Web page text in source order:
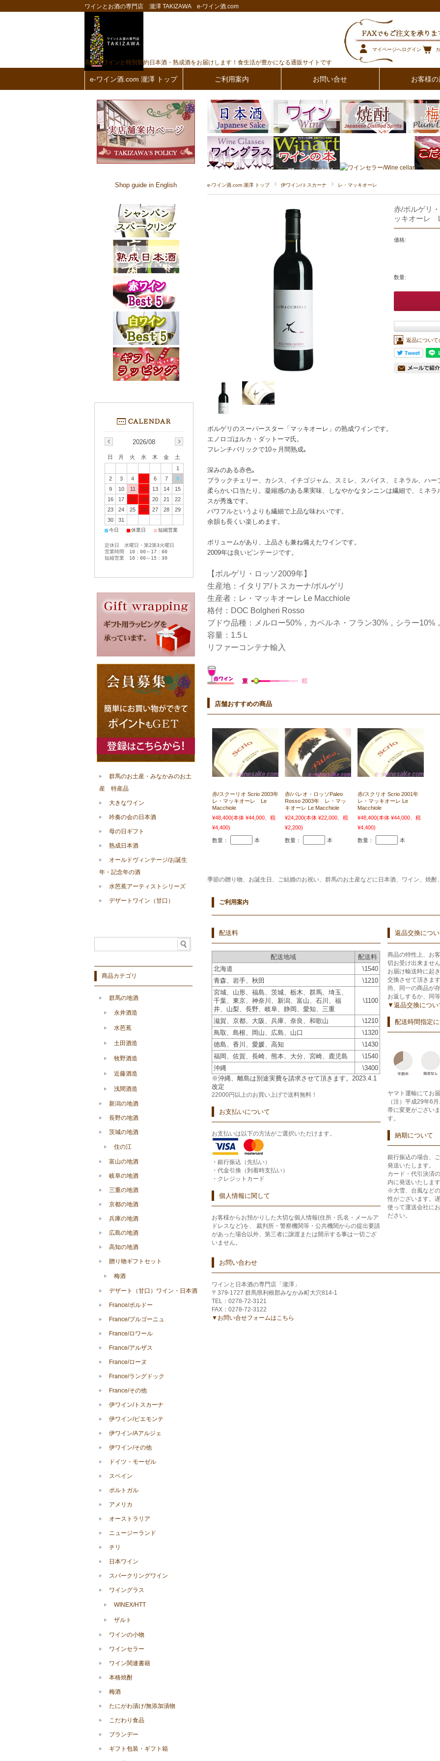
ワインとお酒の専門店 瀧澤 TAKIZAWA e-ワイン酒.com
高品質ワインと特別契約日本酒・熟成酒をお届けします！食生活が豊かになる通販サイトです
マイページへログイン
e-ワイン酒.com 瀧澤 トップ ご利用案内 お問い合せ お客様の
e-ワイン酒.com 瀧澤 トップ 伊ワイン/トスカーナ レ・マッキオーレ
赤/ボルゲリ
ッキオーレ
価格:
数量:
返品について
ボルゲリのスーパースター「マッキオーレ」の熟成ワインです。
エノロゴはルカ・ダットーマ氏。
フレンチバリックで10ヶ月間熟成｡
深みのある赤色｡
ブラックチェリー、カシス、イチゴジャム、スミレ、スパイス、ミネラル、ハー
柔らかい口当たり。凝縮感のある果実味、しなやかなタンニンは繊細で、ミネ
スが秀逸です。
パワフルというよりも繊細で上品な味わいです。
余韻も長くい楽しめます。
ボリュームがあり、上品さも兼ね備えたワインです。
2009年は良いビンテージです。
【ボルゲリ・ロッソ2009年】
生産地：イタリア/トスカーナ/ボルゲリ
生産者：レ・マッキオーレ Le Macchiole
格付：DOC Bolgheri Rosso
ブドウ品種：メルロー50%，カベルネ・フラン30%，シラー10%
容量：1.5Ｌ
リファーコンテナ輸入
店舗おすすめの商品
赤/スクーリオ Scrio 2003年
レ・マッキオーレ Le
Macchiole
¥48,400(本体 ¥44,000、税
¥4,400)
数量： 本
赤/パレオ・ロッソPaleo
Rosso 2003年 レ・マッ
キオーレ Le Macchiole
¥24,200(本体 ¥22,000、税
¥2,200)
数量： 本
赤/スクリオ Scrio 2001年
レ・マッキオーレ Le
Macchiole
¥48,400(本体 ¥44,000、税
¥4,400)
数量： 本
季節の贈り物、お誕生日、ご結婚のお祝い、群馬のお土産などに日本酒、ワイン、焼酎
ご利用案内
配送料
配送地域
配送料
北海道
\1540
青森、岩手、秋田
\1210
宮城、山形、福島、茨城、栃木、群馬、埼玉、
千葉、東京、神奈川、新潟、富山、石川、福
井、山梨、長野、岐阜、静岡、愛知、三重
\1100
滋賀、京都、大阪、兵庫、奈良、和歌山
\1210
鳥取、島根、岡山、広島、山口
\1320
徳島、香川、愛媛、高知
\1430
福岡、佐賀、長崎、熊本、大分、宮崎、鹿児島
\1540
沖縄
\3400
※沖縄、離島は別途実費を請求させて頂きます。2023.4.1
改定
22000円以上のお買い上げで送料無料！
お支払いについて
お支払いは以下の方法がご選択いただけます。
・銀行振込（先払い）
・代金引換（到着時支払い）
・クレジットカード
個人情報に関して
お客様からお預かりした大切な個人情報(住所・氏名・メールア
ドレスなど)を、 裁判所・警察機関等・公共機関からの提出要請
があった場合以外、第三者に譲渡または開示する事は一切ござ
いません。
返品交換につ
商品の特性上、お
切お受け出来ません
お届け輸送時に起
交換させて頂きます
尚、同一の商品が
お返しするか、同
▼返品交換につい
配送時間指定
ヤマト運輸にてお
（注）平成29年6
帯に変更がござい
す。
納期について
銀行振込の場合、
発送いたします。
カード・代引決済
内に発送いたします
※大雪、台風など
性がございます。
使って運送会社に
ださい。
お問い合わせ
ワインと日本酒の専門店「瀧澤」
〒379-1727 群馬県利根郡みなかみ町大穴814-1
TEL：0278-72-3121
FAX：0278-72-3122
▼お問い合せフォームはこちら
Shop guide in English
2026/08
日 月 火 水 木 金
土
1
2
3 4 5 6 7
8
9
10 11 12 13 14
15
16
17 18 19 20 21
22
23
24 25 26 27 28
29
30
31
■今日 ■休業日 ■短縮営業
定休日 水曜日・第2第3火曜日
営業時間 10：00～17：00
短縮営業 10：00～15：30
群馬のお土産・みなかみのお土
産 特産品
大きなワイン
吟奏の会の日本酒
母の日ギフト
熟成日本酒
オールドヴィンテージ/お誕生
年・記念年の酒
水芭蕉アーティストシリーズ
デザートワイン（甘口）
商品カテゴリ
群馬の地酒
永井酒造
水芭蕉
土田酒造
牧野酒造
近藤酒造
浅間酒造
新潟の地酒
長野の地酒
茨城の地酒
住の江
富山の地酒
岐阜の地酒
三重の地酒
京都の地酒
兵庫の地酒
広島の地酒
高知の地酒
贈り物ギフトセット
梅酒
デザート（甘口）ワイン・日本酒
France/ボルドー
France/ブルゴーニュ
France/ロワール
France/アルザス
France/ローヌ
France/ラングドック
France/その他
伊ワイン/トスカーナ
伊ワイン/ピエモンテ
伊ワイン/Aアルジェ
伊ワイン/その他
ドイツ・モーゼル
スペイン
ポルトガル
アメリカ
オーストラリア
ニュージーランド
チリ
日本ワイン
スパークリングワイン
ワイングラス
WINEX/HTT
ザルト
ワインの小物
ワインセラー
ワイン関連書籍
本格焼酎
梅酒
たにがわ漬け/無添加漬物
こだわり食品
ブランデー
ギフト包装・ギフト箱